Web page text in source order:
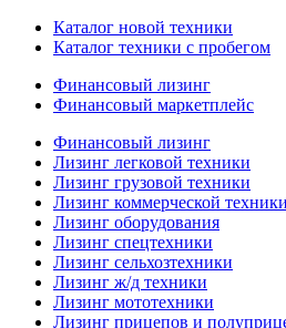
Каталог новой техники
Каталог техники с пробегом
Финансовый лизинг
Финансовый маркетплейс
Финансовый лизинг
Лизинг легковой техники
Лизинг грузовой техники
Лизинг коммерческой техники
Лизинг оборудования
Лизинг спецтехники
Лизинг сельхозтехники
Лизинг ж/д техники
Лизинг мототехники
Лизинг прицепов и